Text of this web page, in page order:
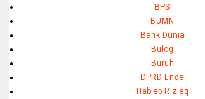
BPS
BUMN
Bank Dunia
Bulog
Buruh
DPRD Ende
Habieb Rizieq